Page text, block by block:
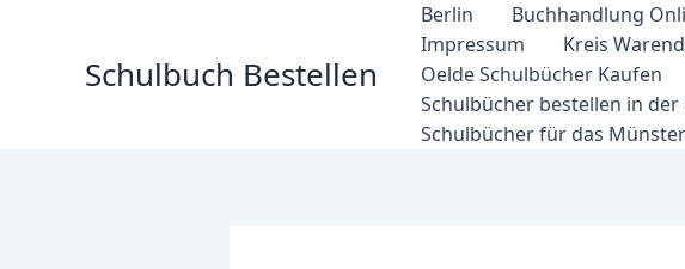
Schulbuch Bestellen
Berlin Buchhandlung
Impressum
Kreis
Oelde Schulbücher Kaufen
Schulbücher bestellen in der
Schulbücher für das